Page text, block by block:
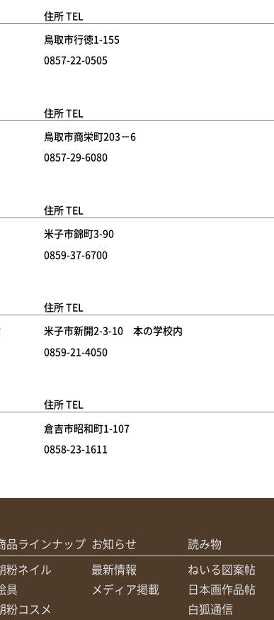
住所 TEL
鳥取市行徳1-155
0857-22-0505
住所 TEL
鳥取市商栄町203－6
0857-29-6080
住所 TEL
米子市錦町3-90
0859-37-6700
住所 TEL
米子市新開2-3-10 本の学校内
0859-21-4050
住所 TEL
倉吉市昭和町1-107
0858-23-1611
品ラインナップ
粉ネイル
具
粉コスメ
お知らせ
最新情報
メディア掲載
読み物
ねいる図案帖
日本画作品帖
白狐通信